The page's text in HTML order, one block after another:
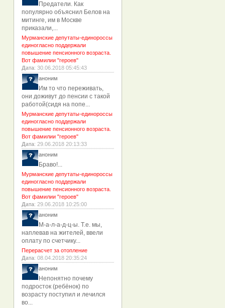
Предатели. Как
популярно объяснил Белов на
митинге, им в Москве
приказали,...
Мурманские депутаты-единороссы
единогласно поддержали
повышение пенсионного возраста.
Вот фамилии "героев"
Дата: 30.06.2018 05:45:43
аноним
Им то что переживать,
они доживут до пенсии с такой
работой(сидя на попе...
Мурманские депутаты-единороссы
единогласно поддержали
повышение пенсионного возраста.
Вот фамилии "героев"
Дата: 29.06.2018 20:13:33
аноним
Браво!...
Мурманские депутаты-единороссы
единогласно поддержали
повышение пенсионного возраста.
Вот фамилии "героев"
Дата: 29.06.2018 10:25:00
аноним
М-а-л-а-д-ц-ы. Т.е. мы,
наплевав на жителей, ввели
оплату по счетчику...
Перерасчет за отопление
Дата: 08.04.2018 20:35:24
аноним
Непонятно почему
подросток (ребёнок) по
возрасту поступил и лечился
во...